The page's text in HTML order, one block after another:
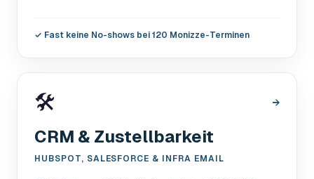
✓ Fast keine No-shows bei 120 Monizze-Terminen
🛠️ →
CRM & Zustellbarkeit
HUBSPOT, SALESFORCE & INFRA EMAIL